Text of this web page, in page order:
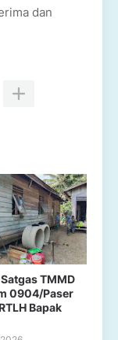
dan
TMMD
0904/Paser
Bapak